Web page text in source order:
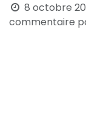
8 octobre
commentaire